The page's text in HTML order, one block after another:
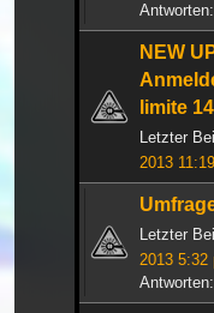
Antworten:
NEW
limite
Letzter
2013
Letzter
2013 5:32
Antworten: